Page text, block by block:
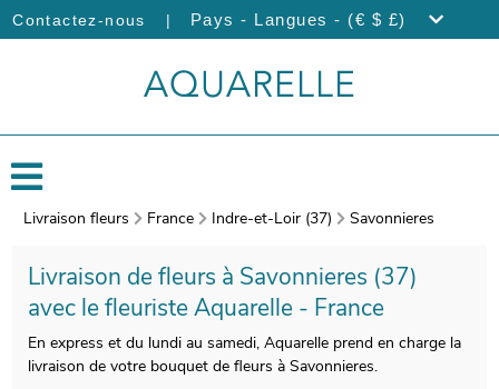
Contactez-nous | Pays - Langues - (€ $ £)
Livraison fleurs France Indre-et-Loir (37) Savonnieres
Livraison de fleurs à Savonnieres (37)
avec le fleuriste Aquarelle - France
En express et du lundi au samedi, Aquarelle prend en charge la
livraison de votre bouquet de fleurs à Savonnieres.